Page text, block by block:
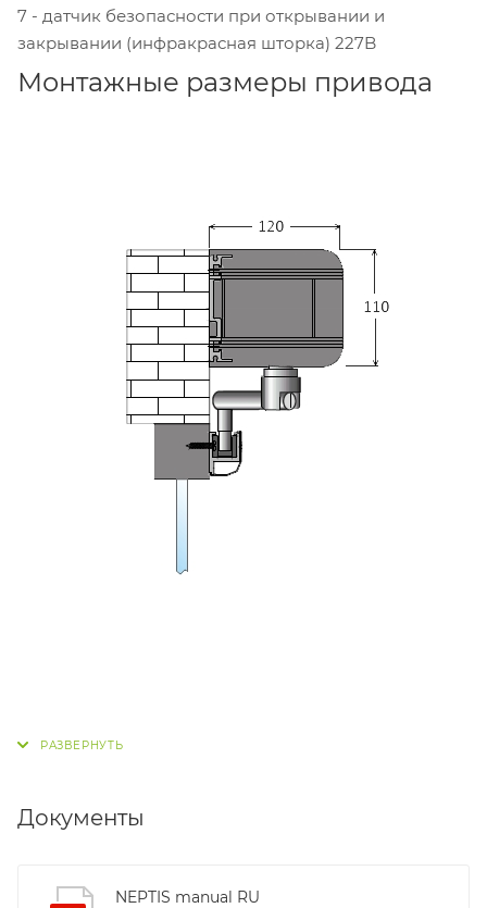
7 - датчик безопасности при открывании и
закрывании (инфракрасная шторка) 227B
Монтажные размеры привода
Документы
NEPTIS manual RU